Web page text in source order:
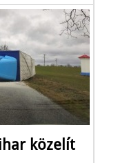
közelít